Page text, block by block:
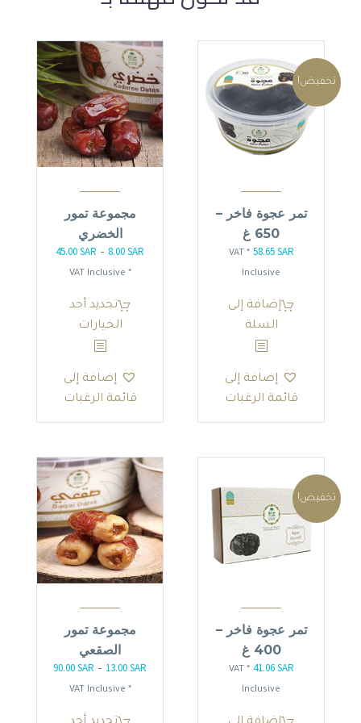
تخفيض!
تمر عجوة فاخر –
650 غ
السعر
الأصلي
69.00 SAR.
58.65SAR
السعر
الحالي
58.65 SAR.
* VAT
Inclusive
إضافة إلى
السلة
إضافة إلى
قائمة الرغبات
مجموعة تمور
الخضري
8.00SAR
–
45.00SAR
نطاق
* VAT Inclusive
تحديد أحد
الخيارات
هناك
العديد
من
المختلفة
لهذا
المنتج.
اختيار
الخيارات
على
صفحة
المنتج
إضافة إلى
قائمة الرغبات
تخفيض!
تمر عجوة فاخر –
400 غ
السعر
الأصلي
41.06SAR
السعر
الحالي
* VAT
Inclusive
مجموعة تمور
الصقعي
13.00SAR
–
90.00SAR
نطاق
* VAT Inclusive